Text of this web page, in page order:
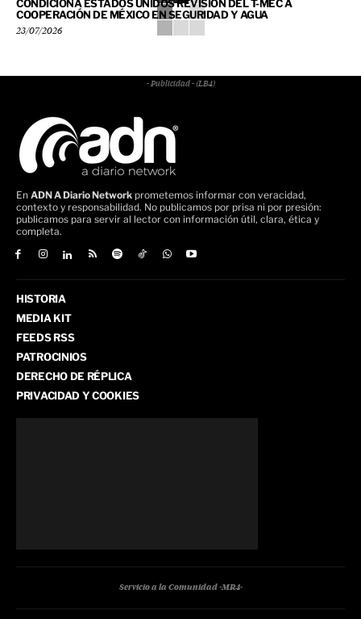
CONDICIONA ESTADOS UNIDOS REVISIÓN DEL T-MEC A
COOPERACIÓN DE MÉXICO EN SEGURIDAD Y AGUA
23/07/2026
- Publicidad - (LB4)
En ADN A Diario Network prometemos informar con veracidad,
contexto y responsabilidad. No publicamos por prisa ni por presión:
publicamos para servir al lector con información útil, clara, ética y
completa.
HISTORIA
MEDIA KIT
FEEDS RSS
PATROCINIOS
DERECHO DE RÉPLICA
PRIVACIDAD Y COOKIES
Servicio a la Comunidad -MR4-